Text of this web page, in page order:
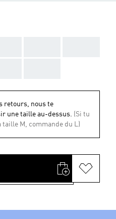
retours, nous te
une taille au-dessus. (Si tu
M, commande du L)